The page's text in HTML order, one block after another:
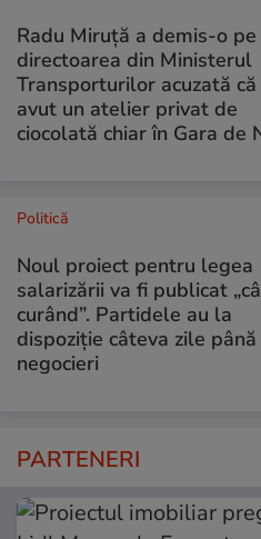
Radu Miruță a demis-o pe
directoarea din Ministerul
Transporturilor acuzată
avut un atelier privat de
ciocolată chiar în Gara de
Politică
Noul proiect pentru legea
salarizării va fi publicat
curând”. Partidele au la
dispoziție câteva zile
negocieri
PARTENERI